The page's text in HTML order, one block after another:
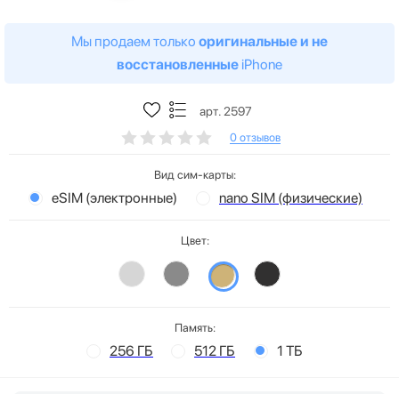
Мы продаем только оригинальные и не
восстановленные iPhone
арт. 2597
0 отзывов
Вид сим-карты:
eSIM (электронные) nano SIM (физические)
Цвет:
Память:
256 ГБ 512 ГБ 1 ТБ